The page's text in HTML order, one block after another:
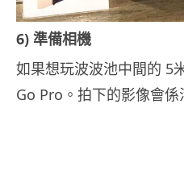
6) 準備相機
如果想玩波波池中間的 5
Go Pro。拍下的影像會係